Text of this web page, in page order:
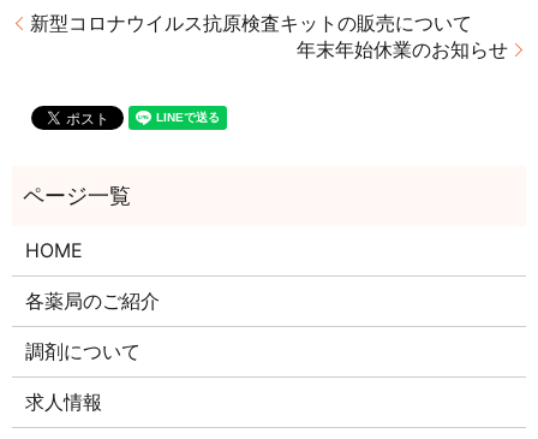
新型コロナウイルス抗原検査キットの販売について
年末年始休業のお知らせ
HOME
各薬局のご紹介
調剤について
求人情報